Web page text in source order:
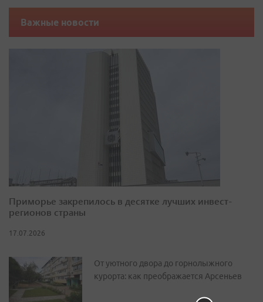
Важные новости
Приморье закрепилось в десятке лучших инвест-
регионов страны
17.07.2026
От уютного двора до горнолыжного
курорта: как преображается Арсеньев